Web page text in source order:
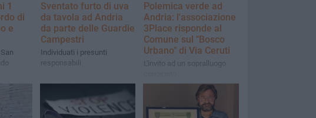
1
di
e
Sventato furto di uva
da tavola ad Andria
da parte delle Guardie
Campestri
Individuati i presunti
responsabili
Polemica verde ad
Andria: l'associazione
3Place risponde al
Comune sul "Bosco
Urbano" di Via Ceruti
L'invito ad un sopralluogo